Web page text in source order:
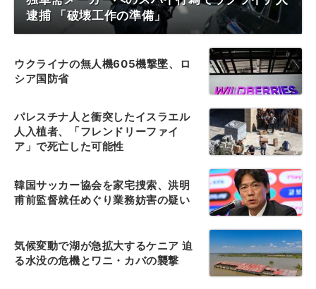
逮捕 「破壊工作の準備」
ウクライナの無人機605機撃墜、ロ
シア国防省
パレスチナ人と衝突したイスラエル
人入植者、「フレンドリーファイ
ア」で死亡した可能性
韓国サッカー協会を家宅捜索、洪明
甫前監督就任めぐり業務妨害の疑い
気候変動で湖が急拡大するケニア 迫
る水没の危機とワニ・カバの襲撃